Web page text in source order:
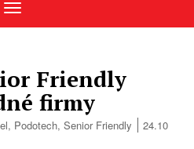
Menu
Friendly
firmy
, Podotech, Senior Friendly
24.10